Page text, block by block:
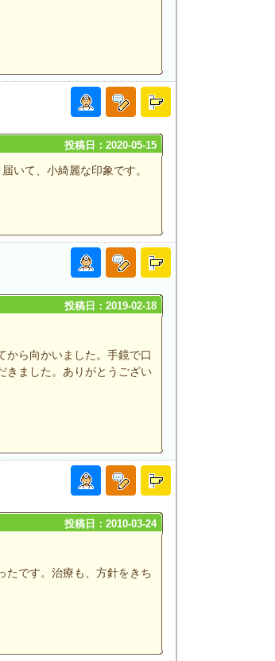
投稿日：2020-05-15
いて、小綺麗な印象です。
投稿日：2019-02-18
から向かいました。手鏡で口
きました。ありがとうござい
投稿日：2010-03-24
たです。治療も、方針をきち